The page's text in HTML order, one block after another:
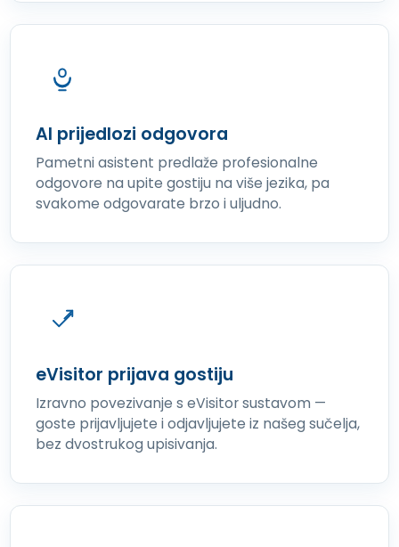
AI prijedlozi odgovora
Pametni asistent predlaže profesionalne
odgovore na upite gostiju na više jezika, pa
svakome odgovarate brzo i uljudno.
eVisitor prijava gostiju
Izravno povezivanje s eVisitor sustavom —
goste prijavljujete i odjavljujete iz našeg sučelja,
bez dvostrukog upisivanja.